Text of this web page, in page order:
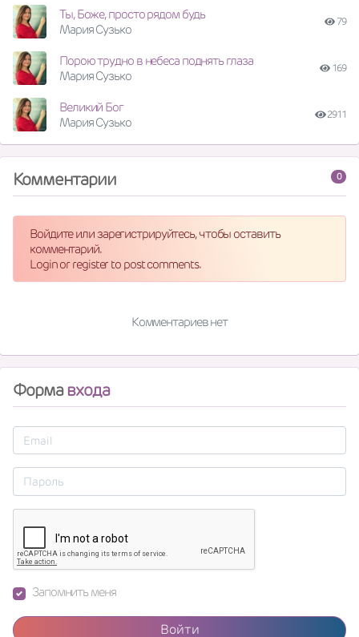
Ты, Боже, просто рядом будь
Мария Сузько
79
Порою трудно в небеса поднять глаза
Мария Сузько
169
Великий Бог
Мария Сузько
2911
0
Комментарии
Войдите или зарегистрируйтесь, чтобы оставить
комментарий.
Login or register to post comments.
Комментариев нет
Формавхода
Запомнить меня
Войти